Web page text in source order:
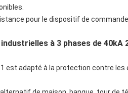
pour le dispositif de
à 3 phases de 40kA
est adapté à la protection contre